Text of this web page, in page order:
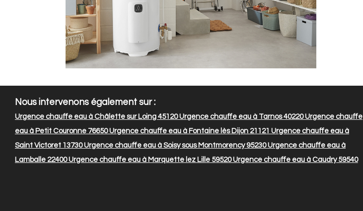
Nous intervenons également sur :
Urgence chauffe eau à Châlette sur Loing 45120Urgence chauffe eau à Tarnos 40220Urgence chauffe
eau à Petit Couronne 76650Urgence chauffe eau à Fontaine lès Dijon 21121 Urgence chauffe eau à
Saint Victoret 13730Urgence chauffe eau à Soisy sous Montmorency 95230Urgence chauffe eau à
Lamballe 22400Urgence chauffe eau à Marquette lez Lille 59520Urgence chauffe eau à Caudry 59540